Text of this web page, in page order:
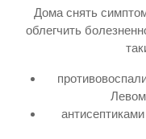
Дома снять
облегчить